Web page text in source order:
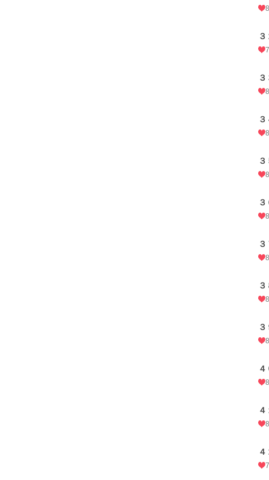
３
３
３
３
３
３
３
３
４
４
４